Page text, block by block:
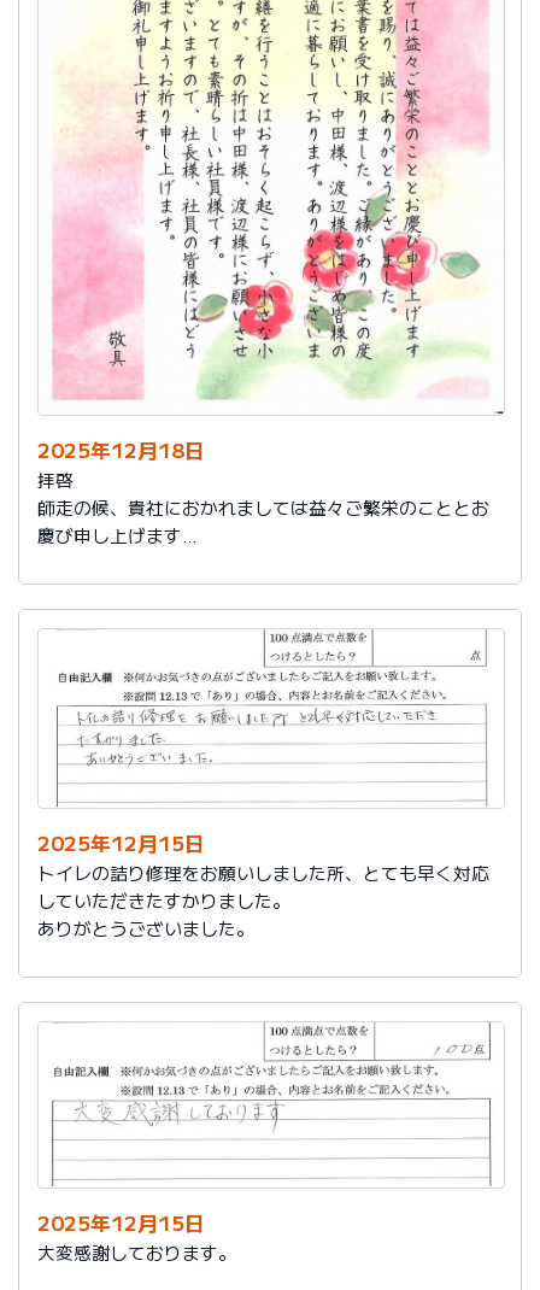
2025年12月18日
拝啓
師走の候、貴社におかれましては益々ご繁栄のこととお
慶び申し上げます
ざいました。
また、本日は心のこもったお葉書を受け取りました。ご
縁があり、この度の拙宅のリフォームを御社様にお願い
し、中田様、渡辺様をはじめ皆様のおかげをもちまし
て、毎日快適に暮らしております。ありがとうございま
した。
今後は、このような規模の修繕を行うことはおそらく起
こらず、小さな小さな修繕になろうかと思いますが、そ
の折は中田様、渡辺様にお願いさせていただくつもりで
おります。とても素晴らしい社員様です。
寒さもひとしお厳しい折でございますので、社長様、社
員の皆様にはどうぞくれぐれもご自愛くださいますよう
お祈り申し上げます。
敬具
2025年12月15日
トイレの詰り修理をお願いしました所、とても早く対応
していただきたすかりました。
ありがとうございました。
2025年12月15日
大変感謝しております。